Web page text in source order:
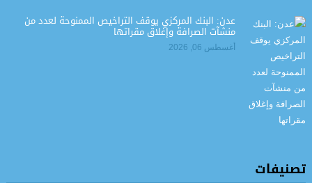
عدن: البنك المركزي يوقف التراخيص الممنوحة لعدد من
منشآت الصرافة وإغلاق مقراتها
أغسطس 06, 2026
تصنيفات